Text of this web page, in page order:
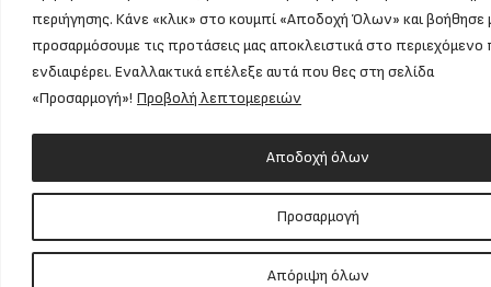
περιήγησης. Κάνε «κλικ» στο κουμπί «Αποδοχή Όλων» και βοήθησε
προσαρμόσουμε τις προτάσεις μας αποκλειστικά στο περιεχόμενο
ενδιαφέρει. Εναλλακτικά επέλεξε αυτά που θες στη σελίδα
«Προσαρμογή»! Προβολή λεπτομερειών
Προσαρμογή
Απόριψη όλων
Αποδοχή όλων